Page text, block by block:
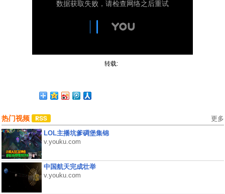
转载:
热门视频 更多
LOL主播坑爹碉堡集锦
v.youku.com
中国航天完成壮举
v.youku.com